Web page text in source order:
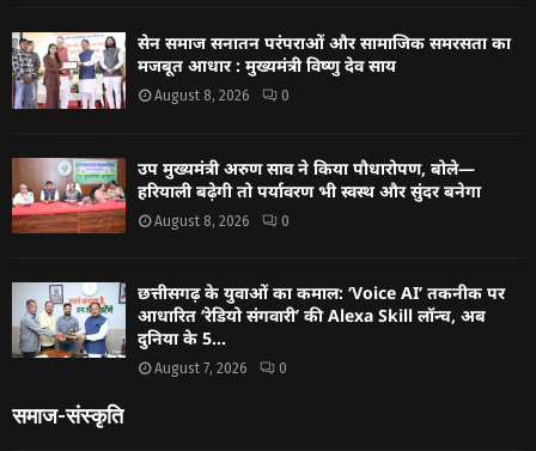
सेन समाज सनातन परंपराओं और सामाजिक समरसता का
मजबूत आधार : मुख्यमंत्री विष्णु देव साय
August 8, 2026 0
उप मुख्यमंत्री अरुण साव ने किया पौधारोपण, बोले—
हरियाली बढ़ेगी तो पर्यावरण भी स्वस्थ और सुंदर बनेगा
August 8, 2026 0
छत्तीसगढ़ के युवाओं का कमाल: ‘Voice AI’ तकनीक पर
आधारित ‘रेडियो संगवारी’ की Alexa Skill लॉन्च, अब
दुनिया के 5...
August 7, 2026 0
समाज-संस्कृति